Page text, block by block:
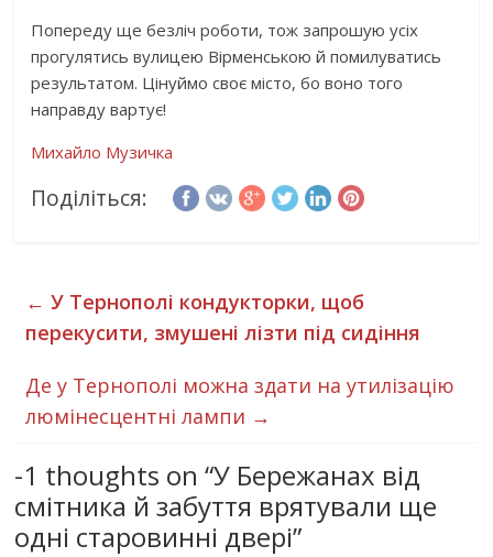
Попереду ще безліч роботи, тож запрошую усіх
прогулятись вулицею Вірменською й помилуватись
результатом. Цінуймо своє місто, бо воно того
направду вартує!
Михайло Музичка
Поділіться:
← У Тернополі кондукторки, щоб
перекусити, змушені лізти під сидіння
Де у Тернополі можна здати на утилізацію
люмінесцентні лампи →
-1 thoughts on “У Бережанах від
смітника й забуття врятували ще
одні старовинні двері”